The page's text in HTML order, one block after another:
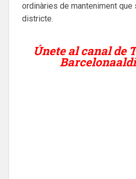
ordinàries de manteniment que
districte.
Únete al canal de